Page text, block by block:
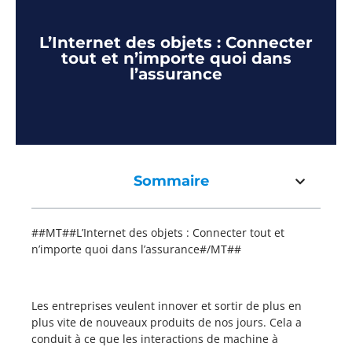
L’Internet des objets : Connecter
tout et n’importe quoi dans
l’assurance
Sommaire
##MT##L’Internet des objets : Connecter tout et
n’importe quoi dans l’assurance#/MT##
Les entreprises veulent innover et sortir de plus en
plus vite de nouveaux produits de nos jours. Cela a
conduit à ce que les interactions de machine à